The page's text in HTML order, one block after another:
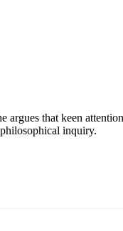
that keen
inquiry.